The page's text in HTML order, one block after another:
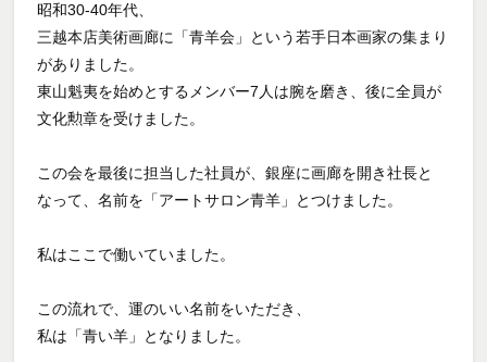
昭和30-40年代、
三越本店美術画廊に「青羊会」という若手日本画家の集まり
がありました。
東山魁夷を始めとするメンバー7人は腕を磨き、後に全員が
文化勲章を受けました。
この会を最後に担当した社員が、銀座に画廊を開き社長と
なって、名前を「アートサロン青羊」とつけました。
私はここで働いていました。
この流れで、運のいい名前をいただき、
私は「青い羊」となりました。